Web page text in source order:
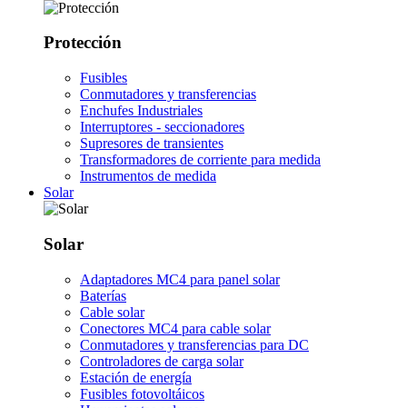
Protección
Fusibles
Conmutadores y transferencias
Enchufes Industriales
Interruptores - seccionadores
Supresores de transientes
Transformadores de corriente para medida
Instrumentos de medida
Solar
Solar
Adaptadores MC4 para panel solar
Baterías
Cable solar
Conectores MC4 para cable solar
Conmutadores y transferencias para DC
Controladores de carga solar
Estación de energía
Fusibles fotovoltáicos